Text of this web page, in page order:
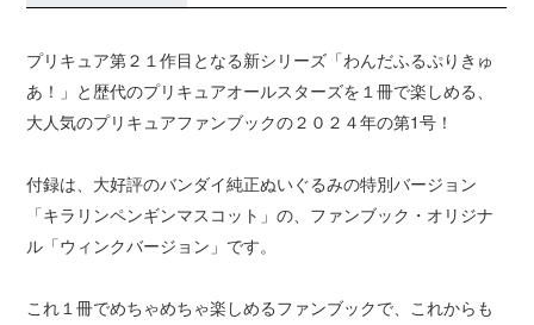
プリキュア第２１作目となる新シリーズ「わんだふるぷりきゅ
あ！」と歴代のプリキュアオールスターズを１冊で楽しめる、
大人気のプリキュアファンブックの２０２４年の第1号！
付録は、大好評のバンダイ純正ぬいぐるみの特別バージョン
「キラリンペンギンマスコット」の、ファンブック・オリジナ
ル「ウィンクバージョン」です。
これ１冊でめちゃめちゃ楽しめるファンブックで、これからも